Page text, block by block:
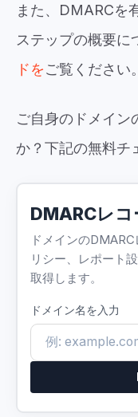
また、DMARCを
ステップの概要に
ドをご覧ください。
ご自身のドメイン
か？下記の無料チ
DMARCレ
ドメインの
リシー、レポート
取得します。
ドメイン名を入力